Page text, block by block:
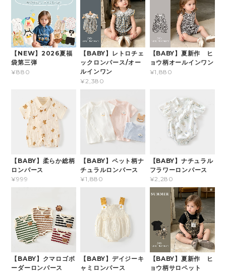
【NEW】2026夏福
袋第三弾
¥880
【BABY】レトロチェ
ックロンパース/オー
ルインワン
¥2,380
【BABY】夏新作 ヒ
ョウ柄オールインワン
¥1,880
【BABY】柔らか総柄
ロンパース
¥999
【BABY】ペット柄ナ
チュラルロンパース
¥1,880
【BABY】ナチュラル
フラワーロンパース
¥2,280
【BABY】クマロゴボ
ーダーロンパース
【BABY】デイジーキ
ャミロンパース
【BABY】夏新作 ヒ
ョウ柄サロペット